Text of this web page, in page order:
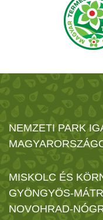
NEMZETI PARK
MISKOLC ÉS
GYÖNGYÖS-
NOVOHRAD-